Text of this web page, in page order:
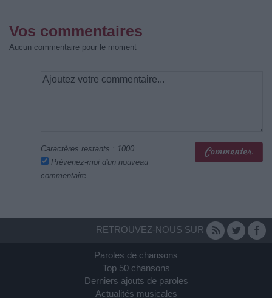
Vos commentaires
Aucun commentaire pour le moment
Caractères restants : 1000
Prévenez-moi d'un nouveau
commentaire
RETROUVEZ-NOUS SUR
Paroles de chansons
Top 50 chansons
Derniers ajouts de paroles
Actualités musicales